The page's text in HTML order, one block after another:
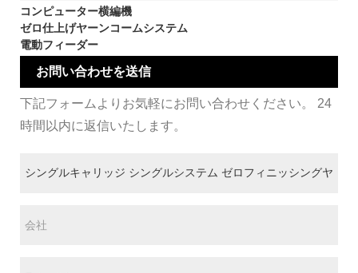
コンピューター横編機
ゼロ仕上げヤーンコームシステム
電動フィーダー
お問い合わせを送信
下記フォームよりお気軽にお問い合わせください。 24
時間以内に返信いたします。